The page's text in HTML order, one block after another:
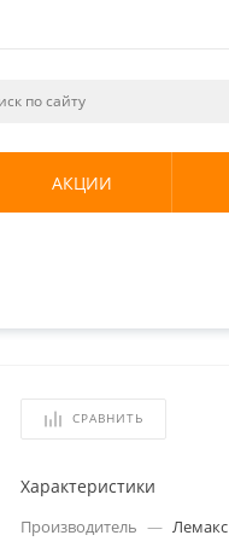
и
использования.
.
АКЦИИ
СРАВНИТЬ
Характеристики
Производитель — Лемакс